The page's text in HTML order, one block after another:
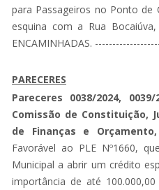
para Passageiros no Ponto de
esquina com a Rua Bocaiúva,
ENCAMINHADAS.
PARECERES
Pareceres 0038/2024,
Comissão de Constituição,
de Finanças e
Favorável ao PLE Nº1660,
Municipal a abrir um crédito
importância de até